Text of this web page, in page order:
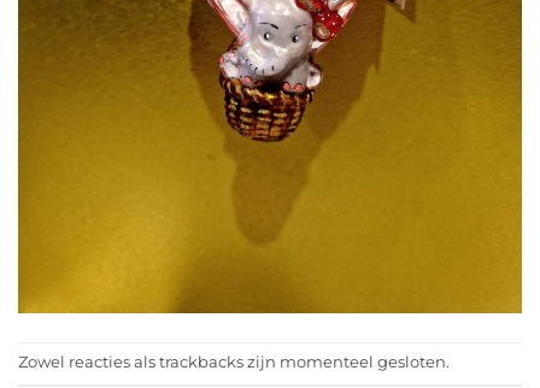
Zowel reacties als trackbacks zijn momenteel gesloten.